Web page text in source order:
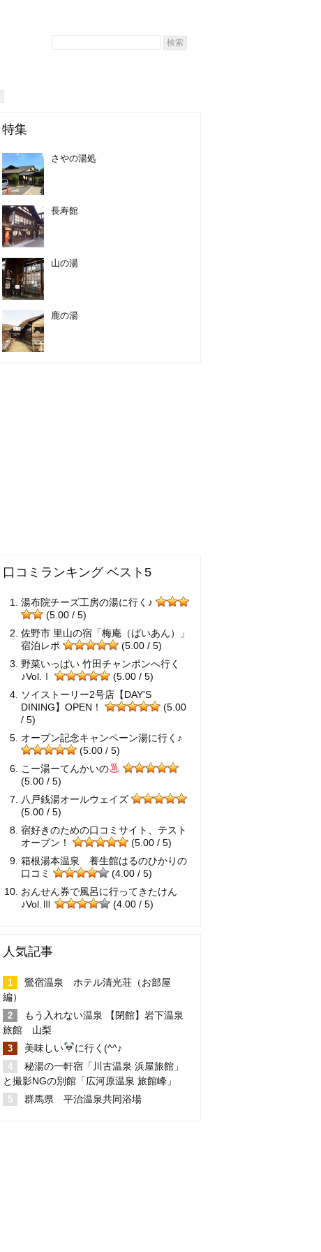
特集
さやの湯処
長寿館
山の湯
鹿の湯
口コミランキング ベスト5
湯布院チーズ工房の湯に行く♪
(5.00 / 5)
佐野市 里山の宿「梅庵（ばいあん）」
宿泊レポ
(5.00 / 5)
野菜いっぱい 竹田チャンポンへ行く
♪Vol.Ⅰ
(5.00 / 5)
ソイストーリー2号店【DAY'S
DINING】OPEN！
(5.00
/ 5)
オープン記念キャンペーン湯に行く♪
(5.00 / 5)
こー湯ーてんかいの
(5.00 / 5)
八戸銭湯オールウェイズ
(5.00 / 5)
宿好きのための口コミサイト、テスト
オープン！
(5.00 / 5)
箱根湯本温泉 養生館はるのひかりの
口コミ
(4.00 / 5)
おんせん券で風呂に行ってきたけん
♪Vol.Ⅲ
(4.00 / 5)
人気記事
鶯宿温泉 ホテル清光荘（お部屋
編）
もう入れない温泉 【閉館】岩下温泉
旅館 山梨
美味しい
に行く(^^♪
秘湯の一軒宿「川古温泉 浜屋旅館」
と撮影NGの別館「広河原温泉 旅館峰」
群馬県 平治温泉共同浴場